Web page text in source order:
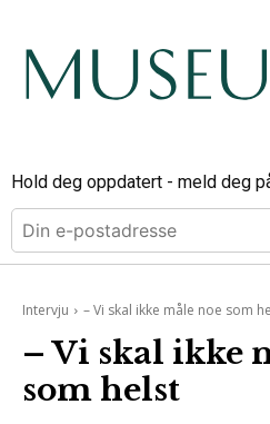
Hold deg oppdatert - meld deg
Intervju – Vi skal ikke måle noe som
– Vi skal ikke
som helst